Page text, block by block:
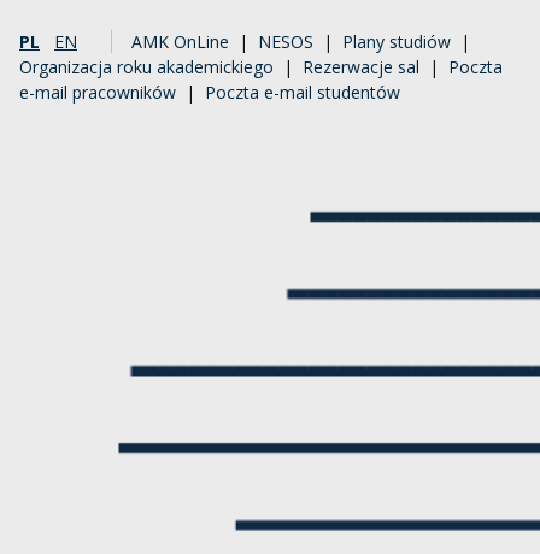
PL EN AMK OnLine | NESOS | Plany studiów |
Organizacja roku akademickiego | Rezerwacje sal | Poczta
e-mail pracowników | Poczta e-mail studentów